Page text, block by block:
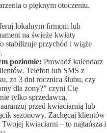
o pięknym otoczeniu.
lokalnym firmom lub
na świeże kwiaty
stabilizuje przychód i wiąże
poziomie: Prowadź kalendarz
Telefon lub SMS z
za 3 dni rocznica ślubu, czy
dla żony?” czyni Cię
tylko sprzedawcą.
przed kwiaciarnią lub
sezonowy. Zachęcaj klientów
kwiaciarni – to najtańsza i